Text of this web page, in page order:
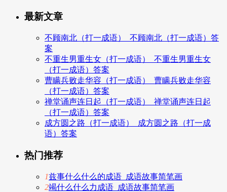
最新文章
不顾南北（打一成语）_不顾南北（打一成语）答
案
不重生男重生女（打一成语）_不重生男重生女
（打一成语）答案
曹瞒兵败走华容（打一成语）_曹瞒兵败走华容
（打一成语）答案
禅堂诵声连日起（打一成语）_禅堂诵声连日起
（打一成语）答案
成方圆之路（打一成语）_成方圆之路（打一成
语）答案
热门推荐
1兹事什么什么的成语_成语故事简笔画
2竭什么什么力成语_成语故事简笔画